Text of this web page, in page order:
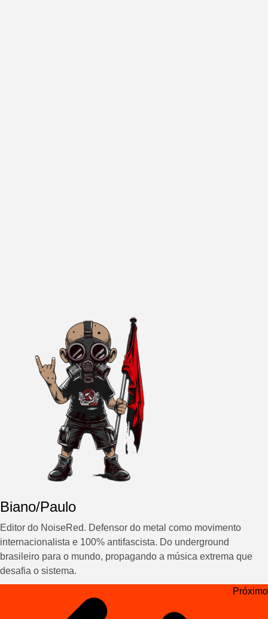
Biano/Paulo
Editor do NoiseRed. Defensor do metal como movimento
internacionalista e 100% antifascista. Do underground
brasileiro para o mundo, propagando a música extrema que
desafia o sistema.
Navegação
Próximo